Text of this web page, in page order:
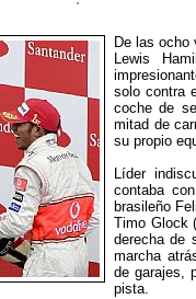
De las ocho
Lewis
solo contra
coche de
mitad de
su propio
Líder
contaba
brasileño
Timo Glock
derecha de
marcha
de garajes,
pista.